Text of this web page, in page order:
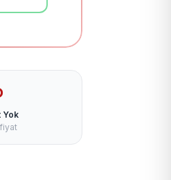
Yok